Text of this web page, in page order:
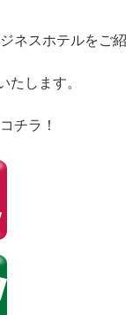
ネスホテルをご紹
たします。
チラ！